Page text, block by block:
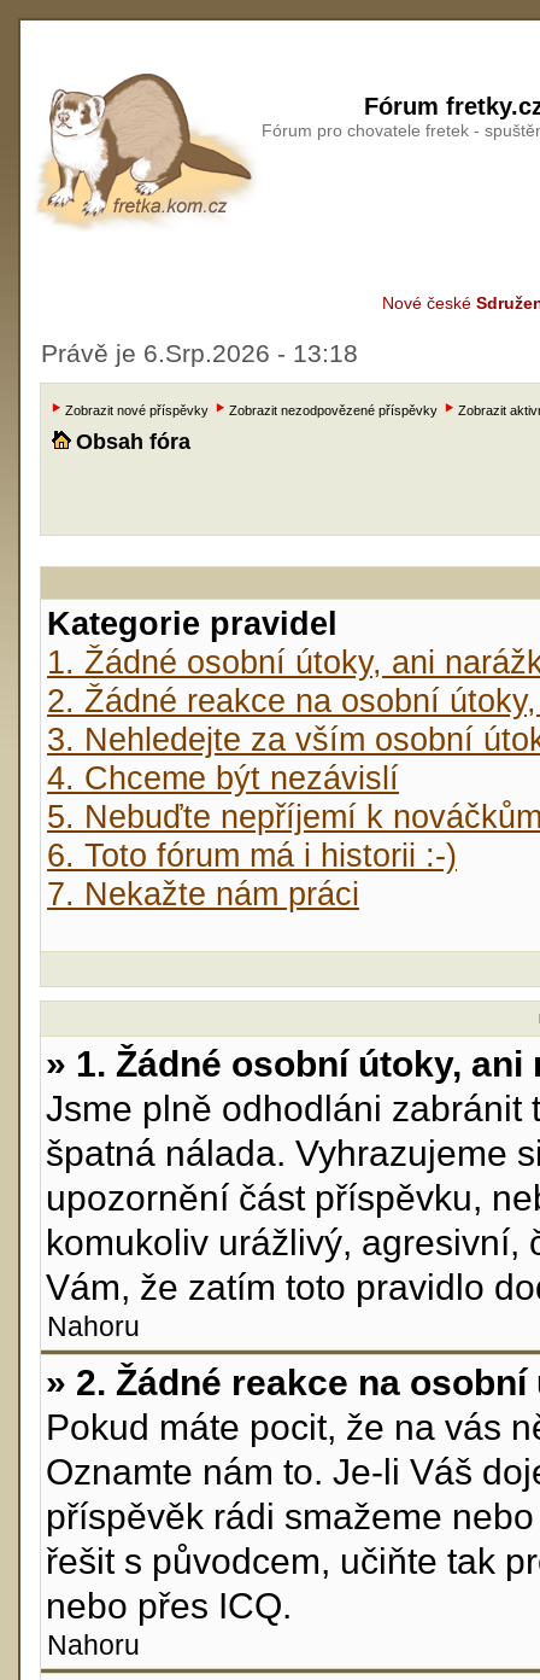
Fórum
Fórum pro chovatele fretek -
Nové české
Právě je 6.Srp.2026 - 13:18
Zobrazit nové příspěvky Zobrazit nezodpovězené příspěvky Zobrazit
Obsah fóra
Kategorie pravidel
1. Žádné osobní útoky, ani
2. Žádné reakce na osobní
3. Nehledejte za vším osobní
4. Chceme být nezávislí
5. Nebuďte nepříjemí k
6. Toto fórum má i historii :-)
7. Nekažte nám práci
» 1. Žádné osobní útoky, ani
Jsme plně odhodláni zabránit
špatná nálada. Vyhrazujeme
upozornění část příspěvku,
komukoliv urážlivý, agresivní,
Vám, že zatím toto pravidlo
Nahoru
» 2. Žádné reakce na
Pokud máte pocit, že na vás
Oznamte nám to. Je-li Váš
příspěvěk rádi smažeme
řešit s původcem, učiňte tak
nebo přes ICQ.
Nahoru